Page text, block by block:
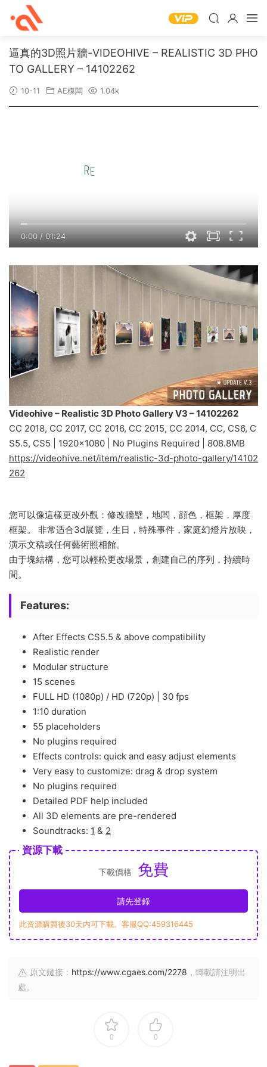
逼真的3D照片牆-VIDEOHIVE – REALISTIC 3D PHO
TO GALLERY – 14102262
10-11 AE模闆 1.04k
0:00/01:24
Videohive – Realistic 3D Photo Gallery V3 – 14102262
CC 2018, CC 2017, CC 2016, CC 2015, CC 2014, CC, CS6, C
S5.5, CS5 | 1920×1080 | No Plugins Required | 808.8MB
https://videohive.net/item/realistic-3d-photo-gallery/14102
262
您可以像這樣更改外觀：修改牆壁，地闆，顔色，框架，厚度
框架。 非常适合3d展覽，生日，特殊事件，家庭幻燈片放映，
演示文稿或任何藝術照相館。
由于塊結構，您可以輕松更改場景，創建自己的序列，持續時
間。
Features:
After Effects CS5.5 & above compatibility
Realistic render
Modular structure
15 scenes
FULL HD (1080p) / HD (720p) | 30 fps
1:10 duration
55 placeholders
No plugins required
Effects controls: quick and easy adjust elements
Very easy to customize: drag & drop system
No plugins required
Detailed PDF help included
All 3D elements are pre-rendered
Soundtracks: 1 & 2
資源下載
下載價格 免費
請先登錄
此資源購買後30天内可下載。客服QQ:459316445
原文鏈接： https://www.cgaes.com/2278 ，轉載請注明出
處。
0 0